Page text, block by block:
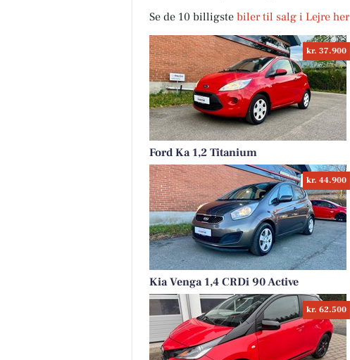
Se de 10 billigste biler til salg i Lejre her
kr. 37.900
Ford Ka 1,2 Titanium
kr. 44.900
Kia Venga 1,4 CRDi 90 Active
kr. 62.500